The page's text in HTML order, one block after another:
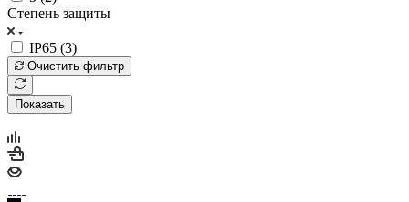
Степень защиты
IP65 (3)
Очистить фильтр
Показать